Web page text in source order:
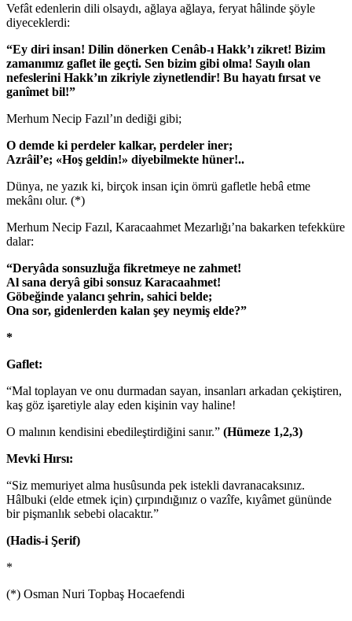
Vefât edenlerin dili olsaydı, ağlaya ağlaya, feryat hâlinde şöyle
diyeceklerdi:
“Ey diri insan! Dilin dönerken Cenâb-ı Hakk’ı zikret! Bizim
zamanımız gaflet ile geçti. Sen bizim gibi olma! Sayılı olan
nefeslerini Hakk’ın zikriyle ziynetlendir! Bu hayatı fırsat ve
ganîmet bil!”
Merhum Necip Fazıl’ın dediği gibi;
O demde ki perdeler kalkar, perdeler iner;
Azrâil’e; «Hoş geldin!» diyebilmekte hüner!..
Dünya, ne yazık ki, birçok insan için ömrü gafletle hebâ etme
mekânı olur. (*)
Merhum Necip Fazıl, Karacaahmet Mezarlığı’na bakarken tefekküre
dalar:
“Deryâda sonsuzluğa fikretmeye ne zahmet!
Al sana deryâ gibi sonsuz Karacaahmet!
Göbeğinde yalancı şehrin, sahici belde;
Ona sor, gidenlerden kalan şey neymiş elde?”
*
Gaflet:
“Mal toplayan ve onu durmadan sayan, insanları arkadan çekiştiren,
kaş göz işaretiyle alay eden kişinin vay haline!
O malının kendisini ebedileştirdiğini sanır.” (Hümeze 1,2,3)
Mevki Hırsı:
“Siz memuriyet alma husûsunda pek istekli davranacaksınız.
Hâlbuki (elde etmek için) çırpındığınız o vazîfe, kıyâmet gününde
bir pişmanlık sebebi olacaktır.”
(Hadis-i Şerif)
*
(*) Osman Nuri Topbaş Hocaefendi